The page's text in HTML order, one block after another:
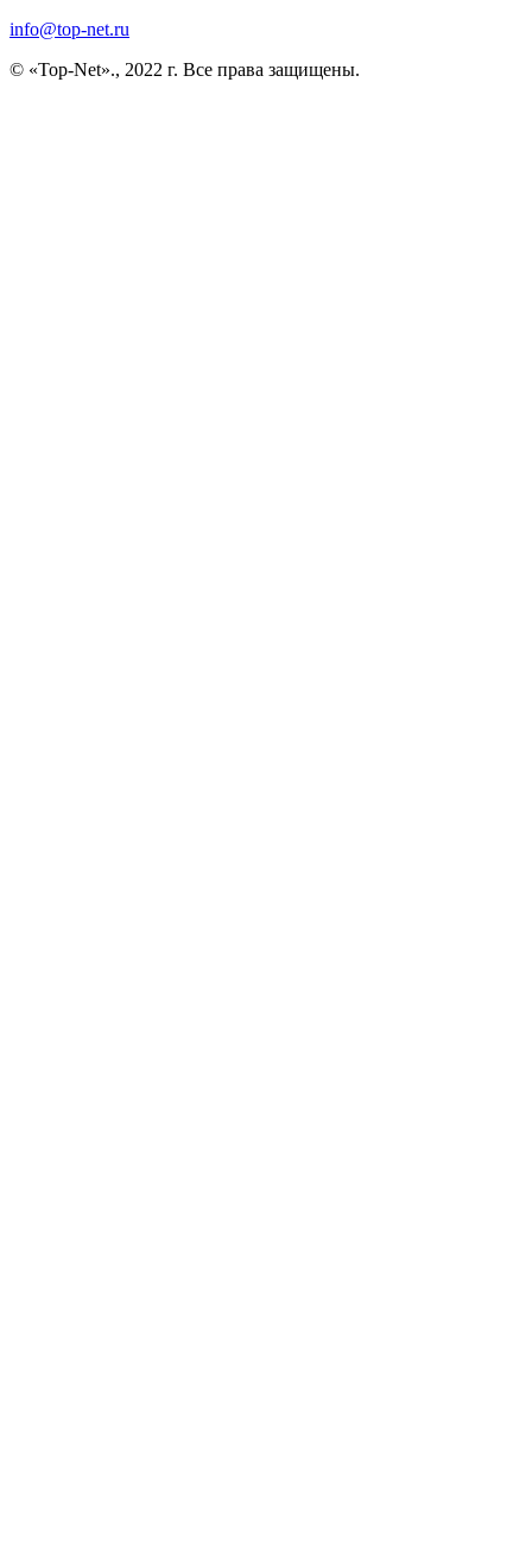
info@top-net.ru
© «Top-Net»., 2022 г. Все права защищены.